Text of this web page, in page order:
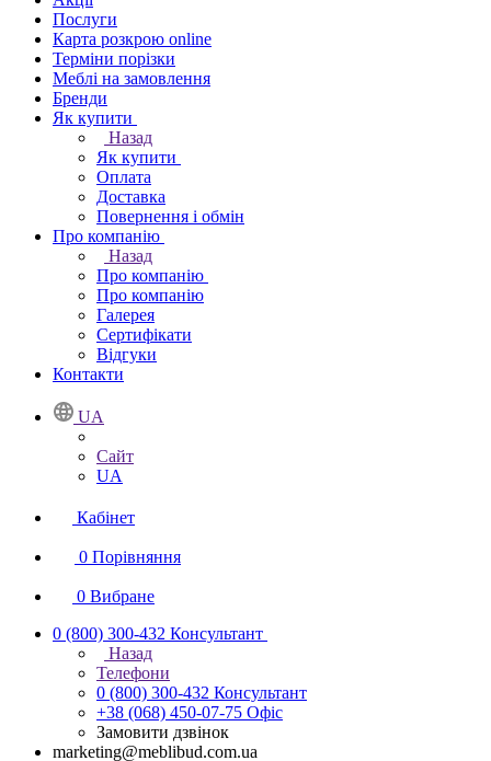
Послуги
Карта розкрою online
Терміни порізки
Меблі на замовлення
Бренди
Як купити
Назад
Як купити
Оплата
Доставка
Повернення і обмін
Про компанію
Назад
Про компанію
Про компанію
Галерея
Сертифікати
Відгуки
Контакти
UA
Сайт
UA
Кабінет
0 Порівняння
0 Вибране
0 (800) 300-432 Консультант
Назад
Телефони
0 (800) 300-432 Консультант
+38 (068) 450-07-75 Офіс
Замовити дзвінок
marketing@meblibud.com.ua